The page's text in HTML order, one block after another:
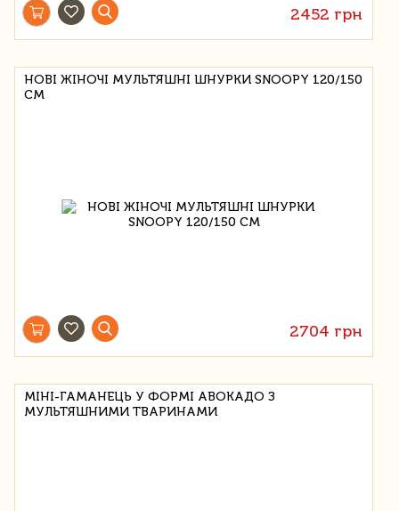
2452 грн
НОВІ ЖІНОЧІ МУЛЬТЯШНІ ШНУРКИ SNOOPY 120/150
СМ
2704 грн
МІНІ-ГАМАНЕЦЬ У ФОРМІ АВОКАДО З
МУЛЬТЯШНИМИ ТВАРИНАМИ